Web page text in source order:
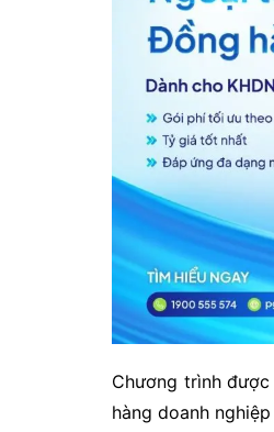
Chương trình
hàng doanh